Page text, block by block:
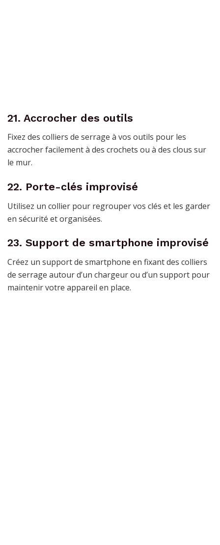
21. Accrocher des outils
Fixez des colliers de serrage à vos outils pour les
accrocher facilement à des crochets ou à des clous sur
le mur.
22. Porte-clés improvisé
Utilisez un collier pour regrouper vos clés et les garder
en sécurité et organisées.
23. Support de smartphone improvisé
Créez un support de smartphone en fixant des colliers
de serrage autour d’un chargeur ou d’un support pour
maintenir votre appareil en place.